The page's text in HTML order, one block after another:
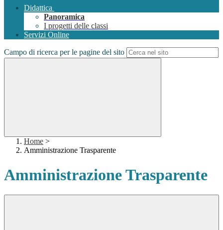
Didattica
Panoramica
I progetti delle classi
Servizi Online
Campo di ricerca per le pagine del sito
Home >
Amministrazione Trasparente
Amministrazione Trasparente